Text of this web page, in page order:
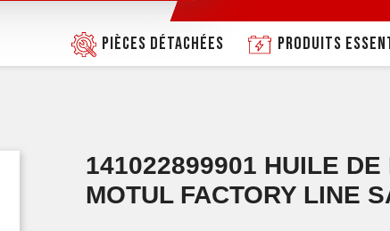
Produits
Pièces détachées
141022899901 HUILE DE
MOTUL FACTORY LINE